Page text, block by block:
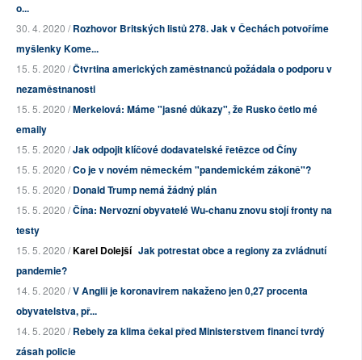
o...
30. 4. 2020 /Rozhovor Britských listů 278. Jak v Čechách potvoříme
myšlenky Kome...
15. 5. 2020 /Čtvrtina amerických zaměstnanců požádala o podporu v
nezaměstnanosti
15. 5. 2020 /Merkelová: Máme "jasné důkazy", že Rusko četlo mé
emaily
15. 5. 2020 /Jak odpojit klíčové dodavatelské řetězce od Číny
15. 5. 2020 /Co je v novém německém "pandemickém zákoně"?
15. 5. 2020 /Donald Trump nemá žádný plán
15. 5. 2020 /Čína: Nervozní obyvatelé Wu-chanu znovu stojí fronty na
testy
15. 5. 2020 /Karel Dolejší Jak potrestat obce a regiony za zvládnutí
pandemie?
14. 5. 2020 /V Anglii je koronavirem nakaženo jen 0,27 procenta
obyvatelstva, př...
14. 5. 2020 /Rebely za klima čekal před Ministerstvem financí tvrdý
zásah policie